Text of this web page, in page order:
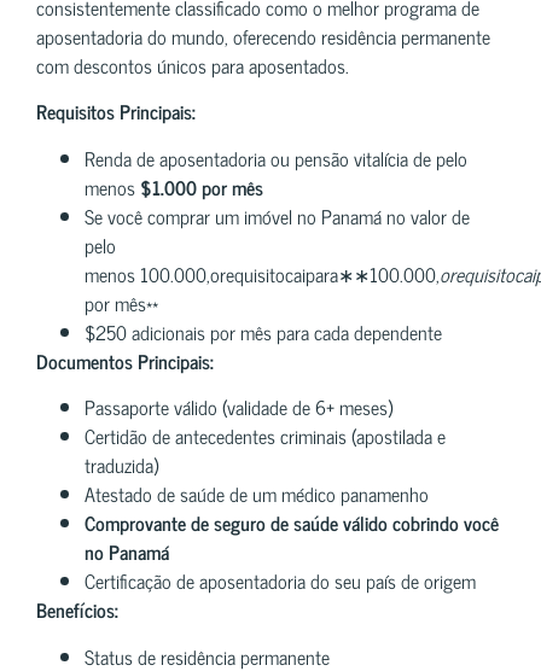
consistentemente classificado como o melhor programa de
aposentadoria do mundo, oferecendo residência permanente
com descontos únicos para aposentados.
Requisitos Principais:
Renda de aposentadoria ou pensão vitalícia de pelo
menos$1.000 por mês
Se você comprar um imóvel no Panamá no valor de
pelo
menos 100.000,orequisitocaipara∗∗100.000,orequisitocai
por mês**
$250 adicionais por mês para cada dependente
Documentos Principais:
Passaporte válido (validade de 6+ meses)
Certidão de antecedentes criminais (apostilada e
traduzida)
Atestado de saúde de um médico panamenho
Comprovante de seguro de saúde válido cobrindo você
no Panamá
Certificação de aposentadoria do seu país de origem
Benefícios:
Status de residência permanente